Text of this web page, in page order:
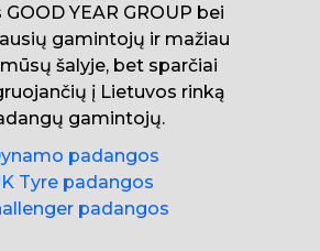
YEAR GROUP bei
gamintojų ir mažiau
šalyje, bet sparčiai
į Lietuvos rinką
gamintojų.
padangos
Tyre padangos
padangos